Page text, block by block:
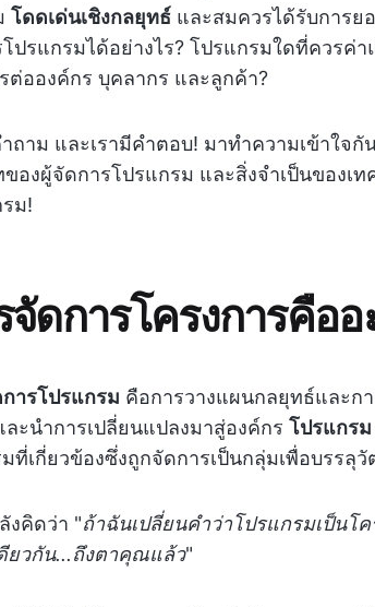
โดดเด่นเชิงกลยุทธ์ และสมควรได้รับการย
ปรแกรมได้อย่างไร? โปรแกรมใดที่ควรค่
ต่อองค์กร บุคลากร และลูกค้า?
าม และเรามีคำตอบ! มาทำความเข้าใจกั
องผู้จัดการโปรแกรม และสิ่งจำเป็นของเ
ม!
จัดการโครงการคืออ
ารโปรแกรม คือการวางแผนกลยุทธ์และก
ะนำการเปลี่ยนแปลงมาสู่องค์กร โปรแกรม
ที่เกี่ยวข้องซึ่งถูกจัดการเป็นกลุ่มเพื่อบรรลุ
งคิดว่า "ถ้าฉันเปลี่ยนคำว่าโปรแกรมเป็น
ยวกัน...ถึงตาคุณแล้ว"